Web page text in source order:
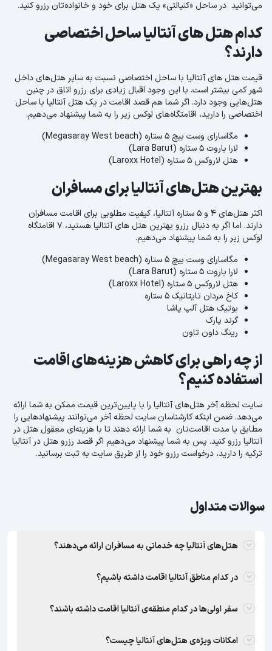
می‌توانید در ساحل «کنیالتی» یک هتل برای خود و خانواده‌تان رزرو کنید.
کدام هتل های آنتالیا ساحل اختصاصی
دارند؟
قیمت هتل های آنتالیا با ساحل اختصاصی نسبت به سایر هتل‌های داخل
شهر کمی بیشتر است. با این وجود اقبال زیادی برای رزرو اتاق در چنین
هتل‌هایی وجود دارد. اگر شما هم قصد اقامت در یک هتل آنتالیا با ساحل
اختصاصی را دارید، اقامتگاه‌های لوکس زیر را به شما پیشنهاد می‌دهیم.
مگاسارای وست بیچ 5 ستاره (Megasaray West beach)
لارا باروت 5 ستاره (Lara Barut)
هتل لاروکس 5 ستاره (Laroxx Hotel)
بهترین هتل‌های آنتالیا برای مسافران
اکثر هتل‌های 4 و 5 ستاره آنتالیا، کیفیت مطلوبی برای اقامت مسافران
دارند. اما اگر به دنبال رزرو بهترین هتل های آنتالیا هستید، 7 اقامتگاه
لوکس زیر را به شما پیشنهاد می‌دهیم.
مگاسارای وست بیچ 5 ستاره (Megasaray West beach)
لارا باروت 5 ستاره (Lara Barut)
هتل لاروکس 5 ستاره (Laroxx Hotel)
کاخ مردان تایتانیک 5 ستاره
بوتیک هتل آلپ پاشا
گرند پارک
رینگ داون تاون
از چه راهی برای کاهش هزینه‌های اقامت
استفاده کنیم؟
سایت لحظه آخر هتل‌های آنتالیا را با پایین‌ترین قیمت ممکن به شما ارائه
می‌دهد. ضمن اینکه کارشناسان سایت لحظه آخر می‌توانند پیشنهاد‌هایی را
مطابق با مدت اقامت‌تان به شما ارائه دهند تا با هزینه‌ای معقول هتل در
آنتالیا رزرو کنید. پس به شما پیشنهاد می‌دهیم اگر قصد رزرو هتل در آنتالیا
ترکیه را دارید، درخواست رزرو خود را از طریق سایت به ثبت برسانید.
سوالات متداول
هتل‌های آنتالیا چه خدماتی به مسافران ارائه می‌دهند؟
در کدام مناطق آنتالیا اقامت داشته باشیم؟
سفر اولی‌ها در کدام منطقه‌ی آنتالیا اقامت داشته باشند؟
امکانات ویژه‌ی هتل‌های آنتالیا چیست؟